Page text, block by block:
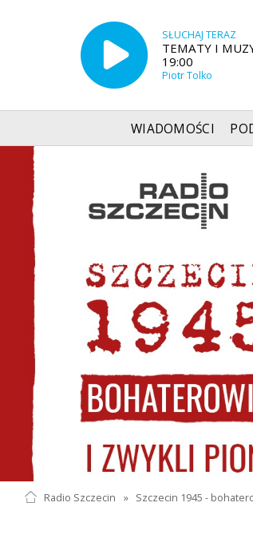
SŁUCHAJ TERAZ
TEMATY I
19:00
Piotr Tolko
WIADOMOŚCI
Radio Szczecin » Szczecin 1945 -